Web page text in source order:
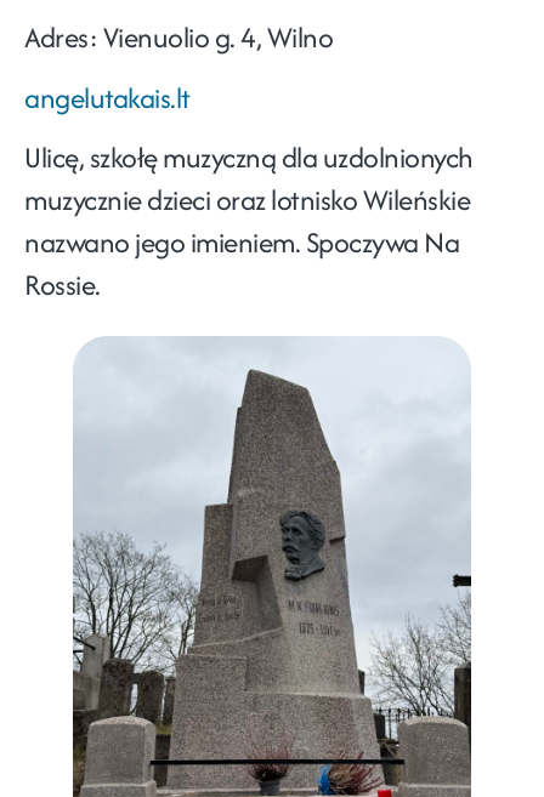
Adres: Vienuolio g. 4, Wilno
angelutakais.lt
Ulicę, szkołę muzyczną dla uzdolnionych
muzycznie dzieci oraz lotnisko Wileńskie
nazwano jego imieniem. Spoczywa Na
Rossie.